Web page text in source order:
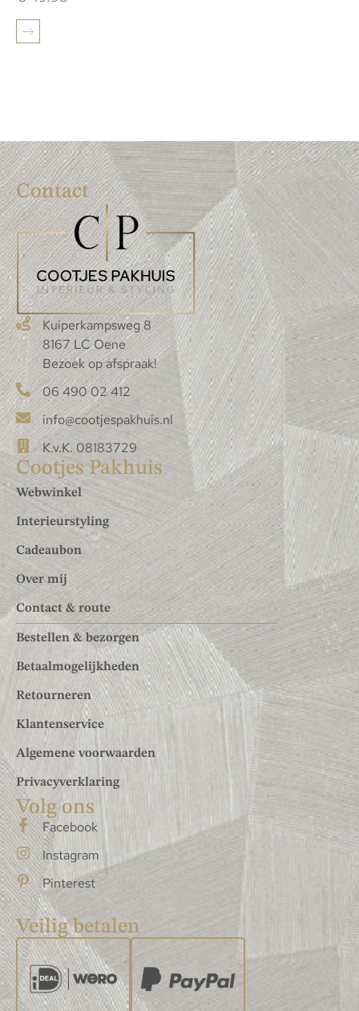
Contact
Kuiperkampsweg 8
8167 LC Oene
Bezoek op afspraak!
06 490 02 412
info@cootjespakhuis.nl
K.v.K. 08183729
Cootjes Pakhuis
Webwinkel
Interieurstyling
Cadeaubon
Over mij
Contact & route
Bestellen & bezorgen
Betaalmogelijkheden
Retourneren
Klantenservice
Algemene voorwaarden
Privacyverklaring
Volg ons
Facebook
Instagram
Pinterest
Veilig betalen